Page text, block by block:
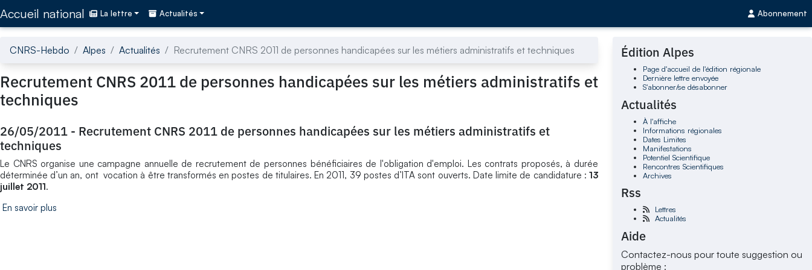
Accueil national La lettre Actualités Abonnement
CNRS-Hebdo Alpes Actualités Recrutement CNRS 2011 de personnes handicapées sur les métiers administratifs et techniques
Recrutement CNRS 2011 de personnes handicapées sur les métiers administratifs et
techniques
26/05/2011 - Recrutement CNRS 2011 de personnes handicapées sur les métiers administratifs et
techniques
Le CNRS organise une campagne annuelle de recrutement de personnes bénéficiaires de l'obligation d'emploi. Les contrats proposés, à durée
déterminée d’un an, ont vocation à être transformés en postes de titulaires. En 2011, 39 postes d’ITA sont ouverts. Date limite de candidature : 13
juillet 2011.
En savoir plus
Édition Alpes
Page d'accueil de l'édition régionale
Dernière lettre envoyée
S'abonner/se désabonner
Actualités
À l'affiche
Informations régionales
Dates Limites
Manifestations
Potentiel Scientifique
Rencontres Scientifiques
Archives
Rss
Lettres
Actualités
Aide
Contactez-nous pour toute suggestion ou
problème :